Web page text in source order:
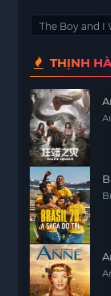
The Boy and I
THỊNH